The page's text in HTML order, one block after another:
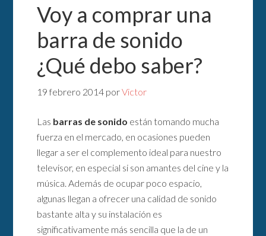
Voy a comprar una
barra de sonido
¿Qué debo saber?
19 febrero 2014 porVictor
Las barras de sonido están tomando mucha
fuerza en el mercado, en ocasiones pueden
llegar a ser el complemento ideal para nuestro
televisor, en especial si son amantes del cine y la
música. Además de ocupar poco espacio,
algunas llegan a ofrecer una calidad de sonido
bastante alta y su instalación es
significativamente más sencilla que la de un